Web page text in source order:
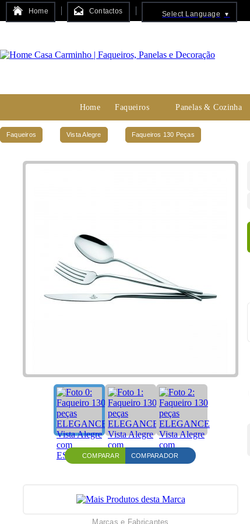
Home Contactos Select Language ▼
Home Faqueiros Panelas & Cozinha
Faqueiros Vista Alegre Faqueiros 130 Peças
COMPARAR COMPARADOR
Marcas e Fabricantes